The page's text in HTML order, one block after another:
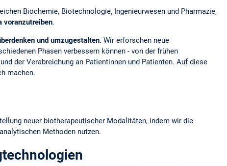
Biochemie, Biotechnologie, Ingenieurwesen und Pharmazie,
voranzutreiben.
und umzugestalten. Wir erforschen neue
Phasen verbessern können - von der frühen
der Verabreichung an Patientinnen und Patienten. Auf diese
machen.
neuer biotherapeutischer Modalitäten, indem wir die
Methoden nutzen.